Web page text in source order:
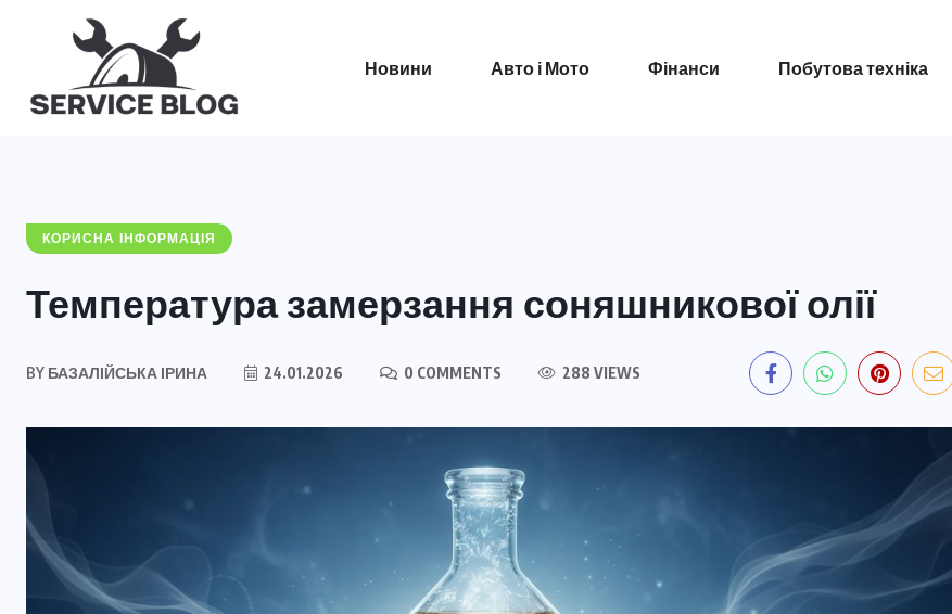
Новини Авто і Мото Фінанси Побутова техніка
КОРИСНА ІНФОРМАЦІЯ
Температура замерзання соняшникової олії
BY БАЗАЛІЙСЬКА ІРИНА 24.01.2026 0 COMMENTS 288 VIEWS